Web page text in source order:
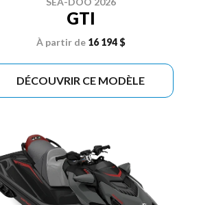
GTI
À partir de 16 194 $
DÉCOUVRIR CE MODÈLE